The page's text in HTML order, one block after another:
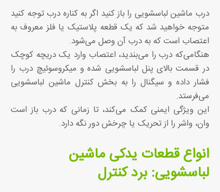
درب ماشین لباسشویی را باز کنید اگر به کناره درب توجه کنید
متوجه خواهید شد که یک قطعه پلاستیک یا فلز معروف به
اعتصاب است که به درب آن وصل می‌شود.
هنگامی‌که درب را می‌بندید، اعتصاب وارد یک دریچه کوچک
در قسمت بالای پنل لباسشویی شده و میکروسوئیچ درب را
فشار داده و سیگنال را به بخش کنترل ماشین لباسشویی
می‌فرستد.
این ویژگی ایمنی کمک می‌کند، تا زمانی که درب باز است
وان، واشر را از تحریک یا چرخش دور نگه دارد.
انواع قطعات یدکی ماشین
لباسشویی: برد کنترل